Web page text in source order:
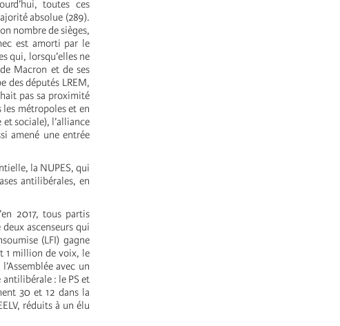
toutes ces
absolue (289).
nombre de sièges,
est amorti par le
qui, lorsqu’elles ne
Macron et de ses
des députés LREM,
pas sa proximité
métropoles et en
sociale), l’alliance
amené une entrée
la NUPES, qui
antilibérales, en
2017, tous partis
ascenseurs qui
(LFI) gagne
1 million de voix, le
avec un
: le PS et
30 et 12 dans la
réduits à un élu